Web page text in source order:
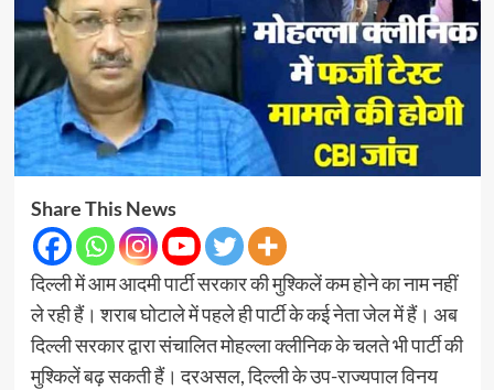
Share This News
दिल्ली में आम आदमी पार्टी सरकार की मुश्किलें कम होने का नाम नहीं
ले रही हैं। शराब घोटाले में पहले ही पार्टी के कई नेता जेल में हैं। अब
दिल्ली सरकार द्वारा संचालित मोहल्ला क्लीनिक के चलते भी पार्टी की
मुश्किलें बढ़ सकती हैं। दरअसल, दिल्ली के उप-राज्यपाल विनय